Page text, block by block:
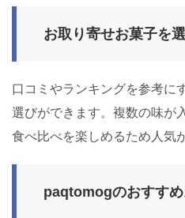
お取り寄せお菓子を
口コミやランキングを参考に
選びができます。複数の味が
食べ比べを楽しめるため人気
paqtomogのおすす